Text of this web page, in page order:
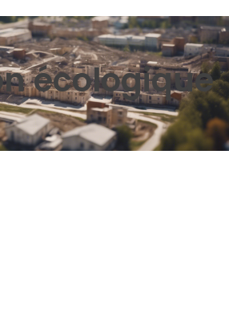
écologique